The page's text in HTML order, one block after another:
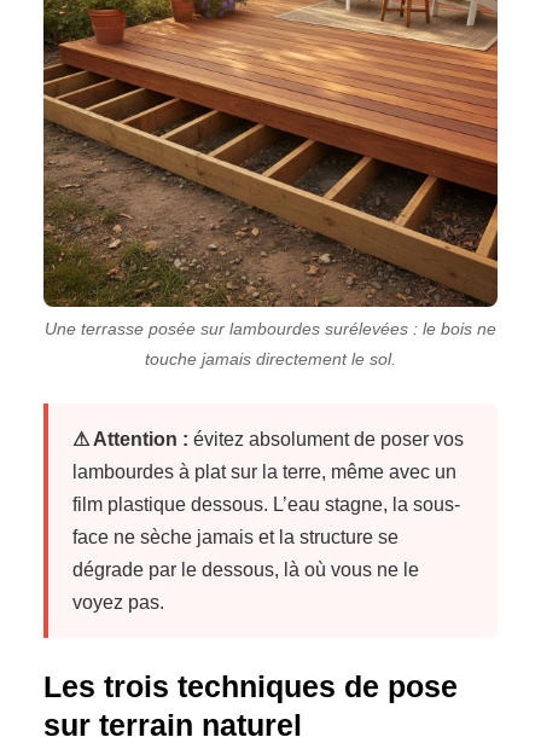
Une terrasse posée sur lambourdes surélevées : le bois ne
touche jamais directement le sol.
⚠ Attention : évitez absolument de poser vos
lambourdes à plat sur la terre, même avec un
film plastique dessous. L’eau stagne, la sous-
face ne sèche jamais et la structure se
dégrade par le dessous, là où vous ne le
voyez pas.
Les trois techniques de pose
sur terrain naturel